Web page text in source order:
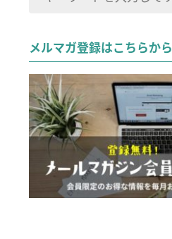
象:
メルマガ登録はこちらから